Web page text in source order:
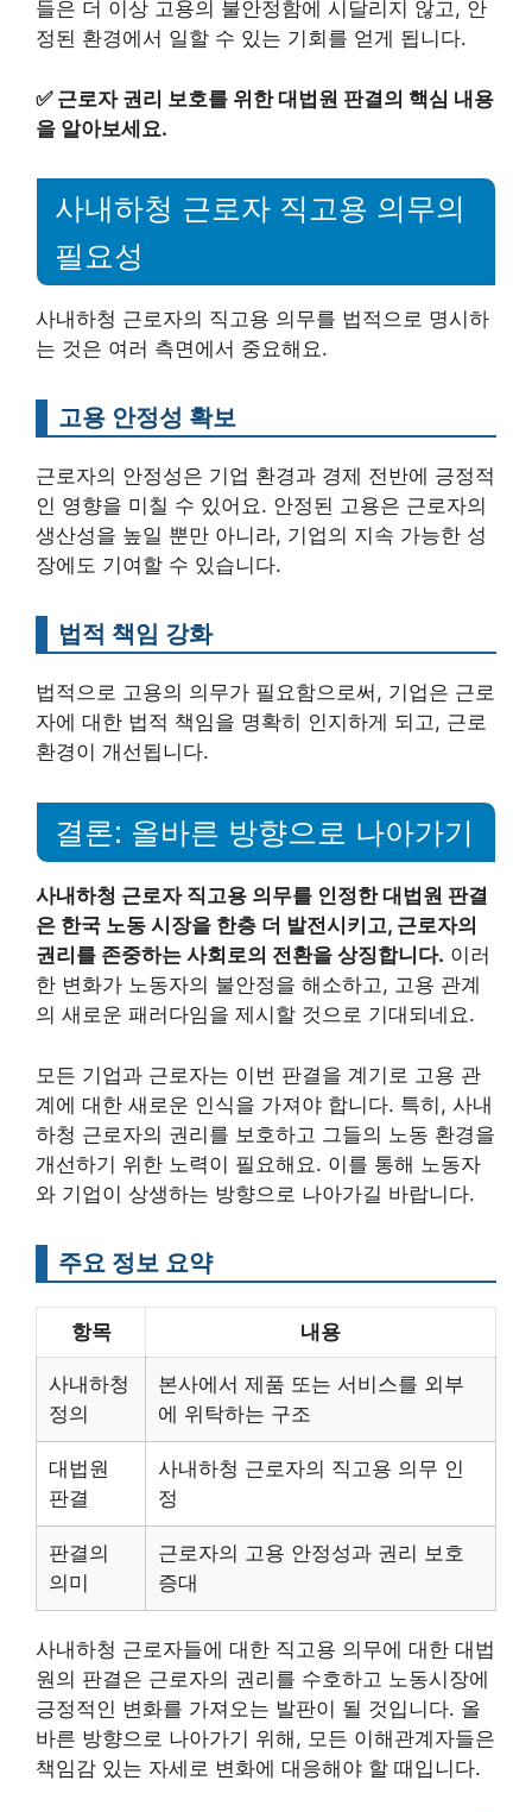
들은 더 이상 고용의 불안정함에 시달리지 않고, 안
정된 환경에서 일할 수 있는 기회를 얻게 됩니다.
✅ 근로자 권리 보호를 위한 대법원 판결의 핵심 내용
을 알아보세요.
사내하청 근로자 직고용 의무의
필요성
사내하청 근로자의 직고용 의무를 법적으로 명시하
는 것은 여러 측면에서 중요해요.
고용 안정성 확보
근로자의 안정성은 기업 환경과 경제 전반에 긍정적
인 영향을 미칠 수 있어요. 안정된 고용은 근로자의
생산성을 높일 뿐만 아니라, 기업의 지속 가능한 성
장에도 기여할 수 있습니다.
법적 책임 강화
법적으로 고용의 의무가 필요함으로써, 기업은 근로
자에 대한 법적 책임을 명확히 인지하게 되고, 근로
환경이 개선됩니다.
결론: 올바른 방향으로 나아가기
사내하청 근로자 직고용 의무를 인정한 대법원 판결
은 한국 노동 시장을 한층 더 발전시키고, 근로자의
권리를 존중하는 사회로의 전환을 상징합니다. 이러
한 변화가 노동자의 불안정을 해소하고, 고용 관계
의 새로운 패러다임을 제시할 것으로 기대되네요.
모든 기업과 근로자는 이번 판결을 계기로 고용 관
계에 대한 새로운 인식을 가져야 합니다. 특히, 사내
하청 근로자의 권리를 보호하고 그들의 노동 환경을
개선하기 위한 노력이 필요해요. 이를 통해 노동자
와 기업이 상생하는 방향으로 나아가길 바랍니다.
주요 정보 요약
항목 내용
사내하청
정의
본사에서 제품 또는 서비스를 외부
에 위탁하는 구조
대법원
판결
사내하청 근로자의 직고용 의무 인
정
판결의
의미
근로자의 고용 안정성과 권리 보호
증대
사내하청 근로자들에 대한 직고용 의무에 대한 대법
원의 판결은 근로자의 권리를 수호하고 노동시장에
긍정적인 변화를 가져오는 발판이 될 것입니다. 올
바른 방향으로 나아가기 위해, 모든 이해관계자들은
책임감 있는 자세로 변화에 대응해야 할 때입니다.